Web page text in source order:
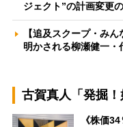
ジェクト”の計画変更
【追及スクープ・み
明かされる柳瀬健一
古賀真人「発掘！
《株価